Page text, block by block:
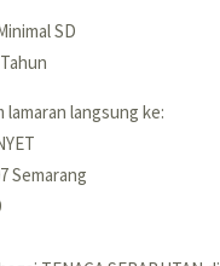
SD
lamaran langsung ke:
Semarang